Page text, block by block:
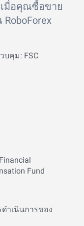
มื่อคุณซื้อขาย
บคุม: FSC
Fund
ำเนินการของ